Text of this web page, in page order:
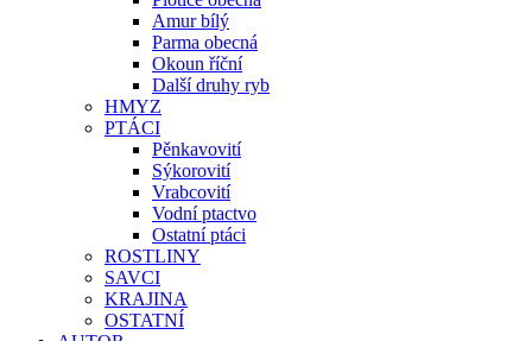
Amur bílý
Parma obecná
Okoun říční
Další druhy ryb
HMYZ
PTÁCI
Pěnkavovití
Sýkorovití
Vrabcovití
Vodní ptactvo
Ostatní ptáci
ROSTLINY
SAVCI
KRAJINA
OSTATNÍ